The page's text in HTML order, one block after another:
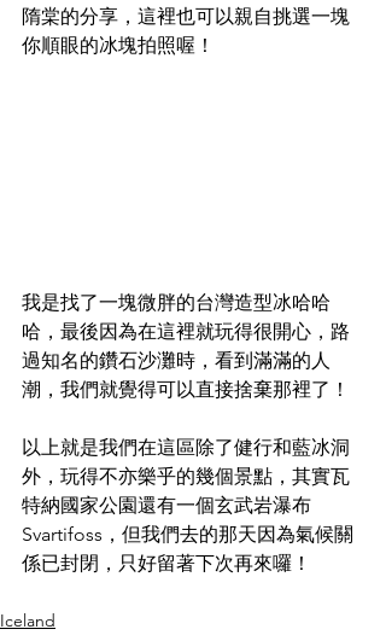
隋棠的分享，這裡也可以親自挑選一塊
你順眼的冰塊拍照喔！
我是找了一塊微胖的台灣造型冰哈哈
哈，最後因為在這裡就玩得很開心，路
過知名的鑽石沙灘時，看到滿滿的人
潮，我們就覺得可以直接捨棄那裡了！
以上就是我們在這區除了健行和藍冰洞
外，玩得不亦樂乎的幾個景點，其實瓦
特納國家公園還有一個玄武岩瀑布
Svartifoss，但我們去的那天因為氣候關
係已封閉，只好留著下次再來囉！
Iceland